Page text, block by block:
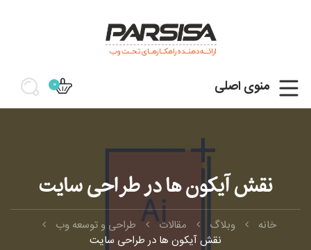
ارائـــه دهنــده راهکــارهــای تحــت وب
منوی اصلی 0
نقش آیکون ها در طراحی سایت
خانه وبلاگ مقالات
طراحی و توسعه وب
نقش آیکون ها در طراحی سایت